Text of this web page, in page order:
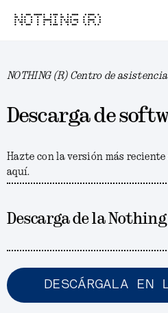
NOTHING (R)
NOTHING (R) Centro de asistencia
Descarga de
Hazte con la versión más
aquí.
Descarga de la Nothing
DESCÁRGALA EN